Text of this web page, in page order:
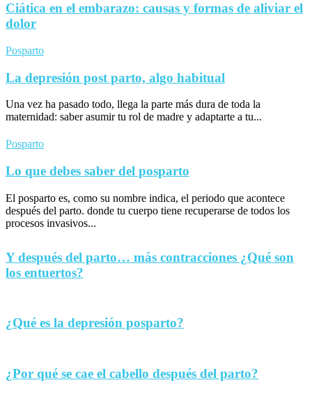
Ciática en el embarazo: causas y formas de aliviar el
dolor
Posparto
La depresión post parto, algo habitual
Una vez ha pasado todo, llega la parte más dura de toda la
maternidad: saber asumir tu rol de madre y adaptarte a tu...
Posparto
Lo que debes saber del posparto
El posparto es, como su nombre indica, el periodo que acontece
después del parto. donde tu cuerpo tiene recuperarse de todos los
procesos invasivos...
Y después del parto… más contracciones ¿Qué son
los entuertos?
¿Qué es la depresión posparto?
¿Por qué se cae el cabello después del parto?